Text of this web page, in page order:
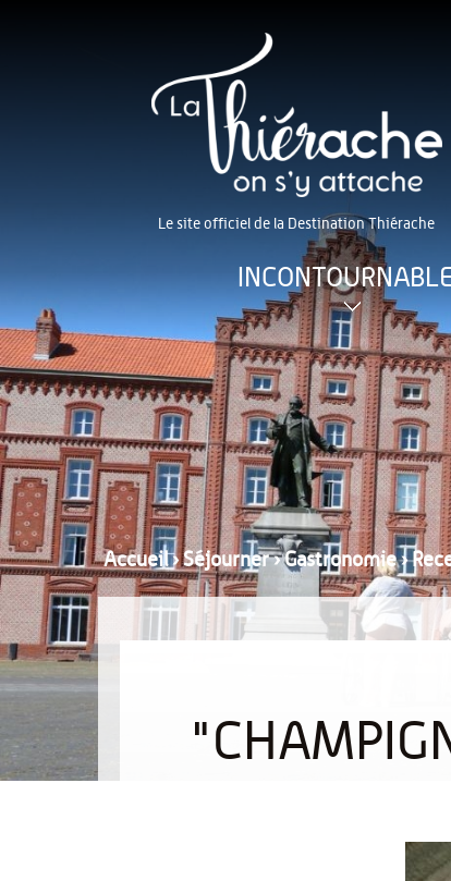
Le site officiel de la Destination Thiérache
Accueil›Séjourner›Gastronomie›